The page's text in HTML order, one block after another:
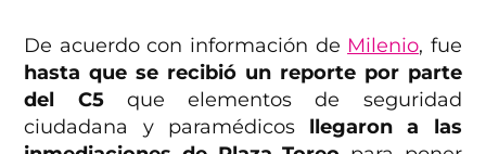
De acuerdo con información de Milenio, fue
hasta que se recibió un reporte por parte
del C5que elementos de seguridad
ciudadana y paramédicos llegaron a las